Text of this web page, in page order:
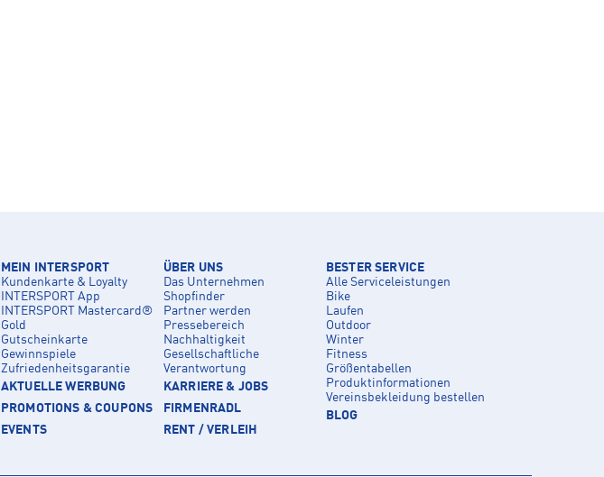
MEIN INTERSPORT
Kundenkarte & Loyalty
INTERSPORT App
INTERSPORT Mastercard®
Gold
Gutscheinkarte
Gewinnspiele
Zufriedenheitsgarantie
AKTUELLE WERBUNG
PROMOTIONS & COUPONS
EVENTS
ÜBER UNS
Das Unternehmen
Shopfinder
Partner werden
Pressebereich
Nachhaltigkeit
Gesellschaftliche
Verantwortung
KARRIERE & JOBS
FIRMENRADL
RENT / VERLEIH
BESTER SERVICE
Alle Serviceleistungen
Bike
Laufen
Outdoor
Winter
Fitness
Größentabellen
Produktinformationen
Vereinsbekleidung bestellen
BLOG